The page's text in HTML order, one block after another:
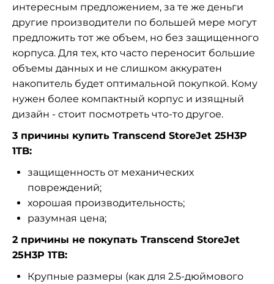
интересным предложением, за те же деньги
другие производители по большей мере могут
предложить тот же объем, но без защищенного
корпуса. Для тех, кто часто переносит большие
объемы данных и не слишком аккуратен
накопитель будет оптимальной покупкой. Кому
нужен более компактный корпус и изящный
дизайн - стоит посмотреть что-то другое.
3 причины купить Transcend StoreJet 25H3P
1TB:
защищенность от механических
повреждений;
хорошая производительность;
разумная цена;
2 причины не покупать Transcend StoreJet
25H3P 1TB:
Крупные размеры (как для 2.5-дюймового